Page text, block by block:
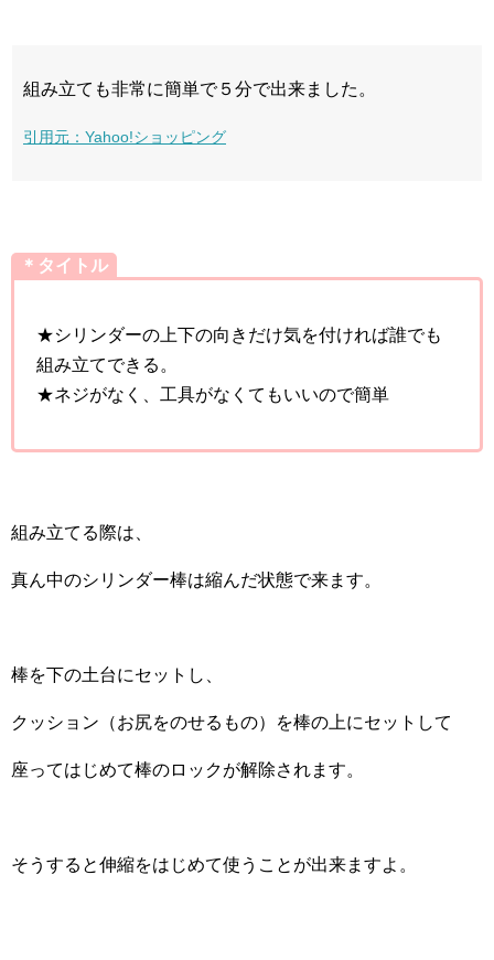
組み立ても非常に簡単で５分で出来ました。
引用元：Yahoo!ショッピング
＊タイトル
★シリンダーの上下の向きだけ気を付ければ誰でも
組み立てできる。
★ネジがなく、工具がなくてもいいので簡単
組み立てる際は、
真ん中のシリンダー棒は縮んだ状態で来ます。
棒を下の土台にセットし、
クッション（お尻をのせるもの）を棒の上にセットして
座ってはじめて棒のロックが解除されます。
そうすると伸縮をはじめて使うことが出来ますよ。